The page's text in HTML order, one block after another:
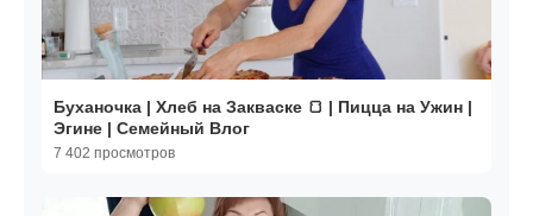
Буханочка | Хлеб на Закваске 🍞 | Пицца на Ужин |
Эгине | Семейный Влог
7 402 просмотров